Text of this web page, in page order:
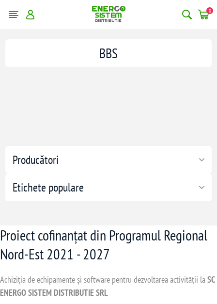
0
Producători
Etichete populare
BBS
Proiect cofinanțat din Programul Regional
Nord-Est 2021 - 2027
Achiziția de echipamente și software pentru dezvoltarea activității laSC
ENERGO SISTEM DISTRIBUTIE SRL